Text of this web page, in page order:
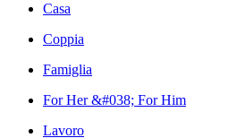
Casa
Coppia
Famiglia
For Her &#038; For Him
Lavoro